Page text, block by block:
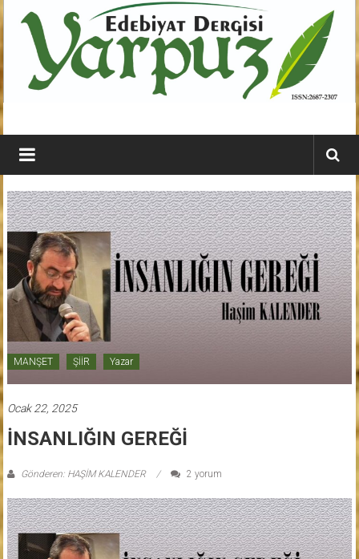
geç
YARPUZ
Edebiyat
Dergisi
Kahramanmaraş'ın
En
Etkili
Edebiyat
Dergisi
MANŞET ŞİİR Yazar
Ocak 22, 2025
İNSANLIĞIN GEREĞİ
Gönderen: HAŞİM KALENDER 2 yorum